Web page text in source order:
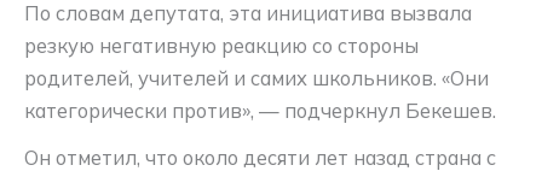
По словам депутата, эта инициатива вызвала
резкую негативную реакцию со стороны
родителей, учителей и самих школьников. «Они
категорически против», — подчеркнул Бекешев.
Он отметил, что около десяти лет назад страна с